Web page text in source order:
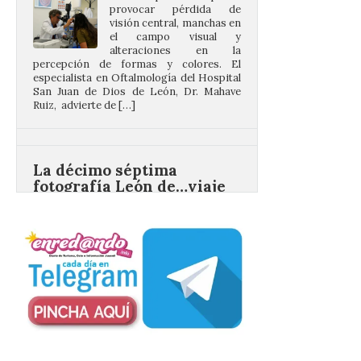
el campo visual y
alteraciones en la
percepción de formas y colores. El
especialista en Oftalmología del Hospital
San Juan de Dios de León, Dr. Mahave
Ruiz, advierte de […]
nos llega desde la
carretera CL 626 con
6 Ago 2026
Nueva edición de León
de…viaje. Una iniciativa
organizado por la sección